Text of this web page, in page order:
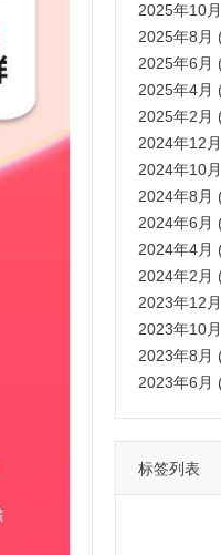
2025年10
2025年8月
2025年6月
2025年4月
2025年2月
2024年12
2024年10
2024年8月
2024年6月
2024年4月
2024年2月
2023年12
2023年10
2023年8月
2023年6月
标签列表